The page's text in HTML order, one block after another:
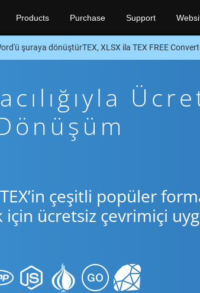
Products Purchase Support
şuraya dönüştürTEX, XLSX ila TEX FREE
TEX’in çeşitli popüler
ücretsiz çevrimiçi